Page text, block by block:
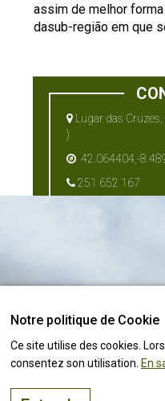
assim de melhor
dasub-região em que
Lugar das
)
42.064404,-
251 652 167
Notre politique de Cookie
Ce site utilise des cookies.
consentez son utilisation. En
Le bon endroit pour
Suivez